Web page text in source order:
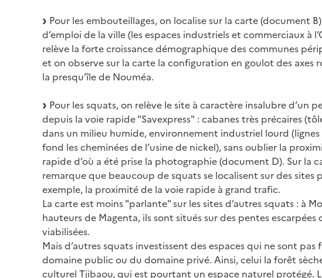
Pour les embouteillages, on localise sur la carte (document
d’emploi de la ville (les espaces industriels et commerciaux à
relève la forte croissance démographique des communes
et on observe sur la carte la configuration en goulot des axes
la presqu’île de Nouméa.
Pour les squats, on relève le site à caractère insalubre d’un
depuis la voie rapide "Savexpress" : cabanes très précaires
dans un milieu humide, environnement industriel lourd
fond les cheminées de l’usine de nickel), sans oublier la
rapide d’où a été prise la photographie (document D). Sur la
remarque que beaucoup de squats se localisent sur des sites
exemple, la proximité de la voie rapide à grand trafic.
La carte est moins "parlante" sur les sites d’autres squats : à
hauteurs de Magenta, ils sont situés sur des pentes escarpées
viabilisées.
Mais d’autres squats investissent des espaces qui ne sont
domaine public ou du domaine privé. Ainsi, celui la forêt
culturel Tjibaou, qui est pourtant un espace naturel protégé.